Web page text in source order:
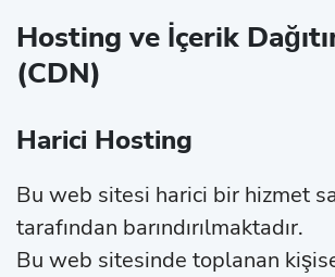
Hosting ve İçerik
(CDN)
Harici Hosting
Bu web sitesi harici bir hizmet
tarafından barındırılmaktadır.
Bu web sitesinde toplanan